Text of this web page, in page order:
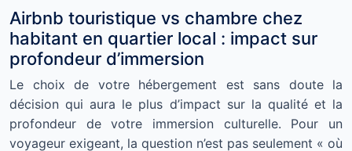
Airbnb touristique vs chambre chez
habitant en quartier local : impact sur
profondeur d’immersion
Le choix de votre hébergement est sans doute la
décision qui aura le plus d’impact sur la qualité et la
profondeur de votre immersion culturelle. Pour un
voyageur exigeant, la question n’est pas seulement « où